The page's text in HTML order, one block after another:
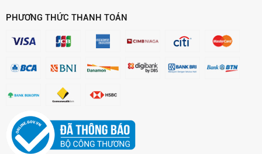
PHƯƠNG THỨC THANH TOÁN